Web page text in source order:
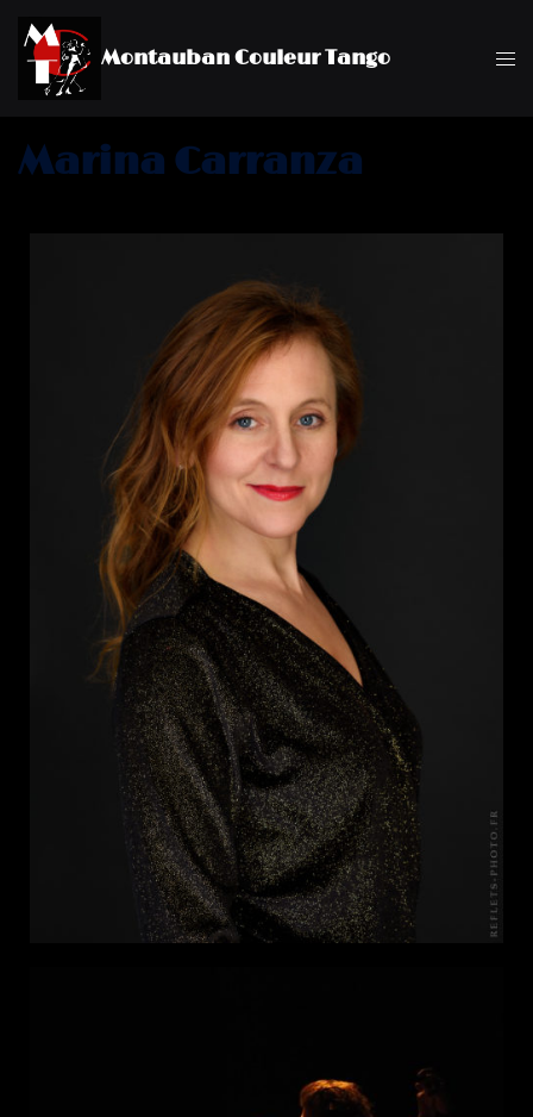
Montauban Couleur Tango
Marina Carranza